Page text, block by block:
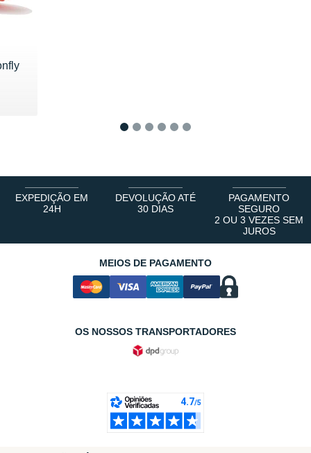
EXPEDIÇÃO EM
24H
DEVOLUÇÃO ATÉ
30 DIAS
PAGAMENTO
SEGURO
2 OU 3 VEZES SEM
JUROS
MEIOS DE PAGAMENTO
OS NOSSOS TRANSPORTADORES